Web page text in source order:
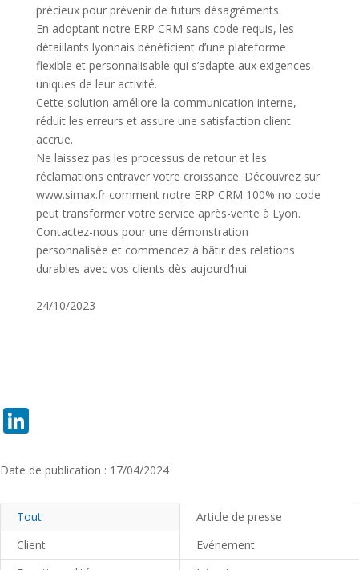
précieux pour prévenir de futurs désagréments.
En adoptant notre ERP CRM sans code requis, les
détaillants lyonnais bénéficient d’une plateforme
flexible et personnalisable qui s’adapte aux exigences
uniques de leur activité.
Cette solution améliore la communication interne,
réduit les erreurs et assure une satisfaction client
accrue.
Ne laissez pas les processus de retour et les
réclamations entraver votre croissance. Découvrez sur
www.simax.fr comment notre ERP CRM 100% no code
peut transformer votre service après-vente à Lyon.
Contactez-nous pour une démonstration
personnalisée et commencez à bâtir des relations
durables avec vos clients dès aujourd’hui.
24/10/2023
Date de publication : 17/04/2024
Tout
Article de presse
Client
Evénement